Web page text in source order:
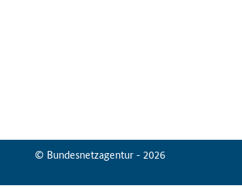
© Bundesnetzagentur - 2026